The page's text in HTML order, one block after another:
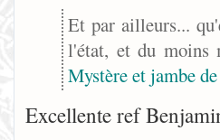
Et par ailleurs...
l'état, et du moins
Mystère et jambe
Excellente ref